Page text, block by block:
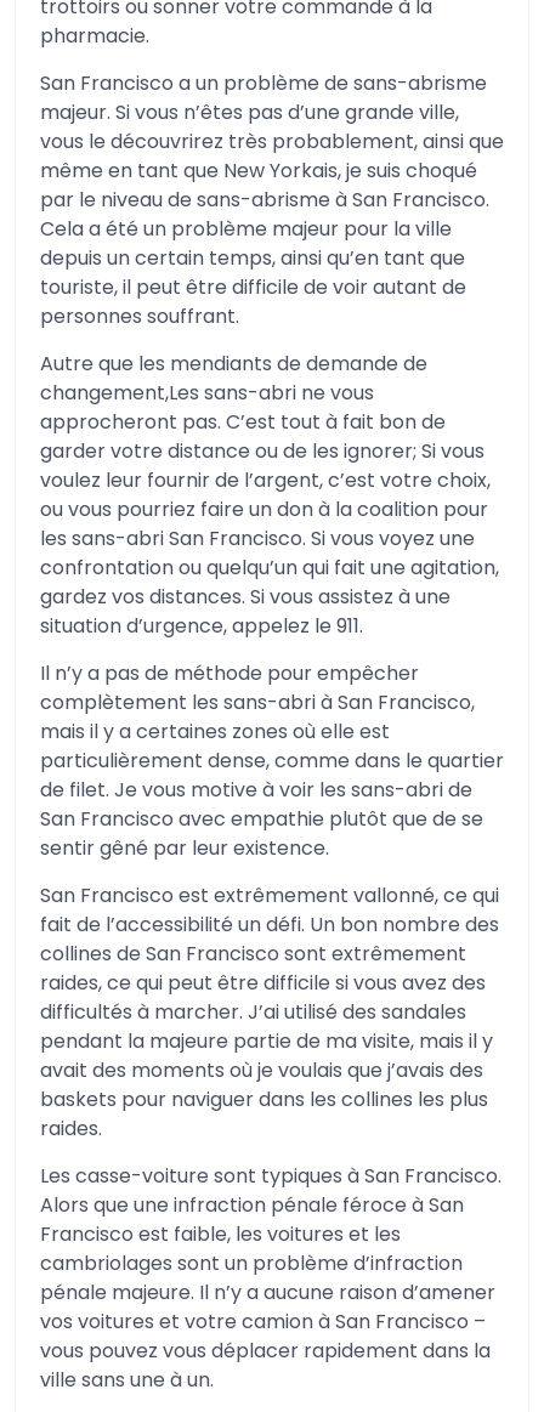
trottoirs ou sonner votre commande à la
pharmacie.
San Francisco a un problème de sans-abrisme
majeur. Si vous n’êtes pas d’une grande ville,
vous le découvrirez très probablement, ainsi que
même en tant que New Yorkais, je suis choqué
par le niveau de sans-abrisme à San Francisco.
Cela a été un problème majeur pour la ville
depuis un certain temps, ainsi qu’en tant que
touriste, il peut être difficile de voir autant de
personnes souffrant.
Autre que les mendiants de demande de
changement,Les sans-abri ne vous
approcheront pas. C’est tout à fait bon de
garder votre distance ou de les ignorer; Si vous
voulez leur fournir de l’argent, c’est votre choix,
ou vous pourriez faire un don à la coalition pour
les sans-abri San Francisco. Si vous voyez une
confrontation ou quelqu’un qui fait une agitation,
gardez vos distances. Si vous assistez à une
situation d’urgence, appelez le 911.
Il n’y a pas de méthode pour empêcher
complètement les sans-abri à San Francisco,
mais il y a certaines zones où elle est
particulièrement dense, comme dans le quartier
de filet. Je vous motive à voir les sans-abri de
San Francisco avec empathie plutôt que de se
sentir gêné par leur existence.
San Francisco est extrêmement vallonné, ce qui
fait de l’accessibilité un défi. Un bon nombre des
collines de San Francisco sont extrêmement
raides, ce qui peut être difficile si vous avez des
difficultés à marcher. J’ai utilisé des sandales
pendant la majeure partie de ma visite, mais il y
avait des moments où je voulais que j’avais des
baskets pour naviguer dans les collines les plus
raides.
Les casse-voiture sont typiques à San Francisco.
Alors que une infraction pénale féroce à San
Francisco est faible, les voitures et les
cambriolages sont un problème d’infraction
pénale majeure. Il n’y a aucune raison d’amener
vos voitures et votre camion à San Francisco –
vous pouvez vous déplacer rapidement dans la
ville sans une à un.